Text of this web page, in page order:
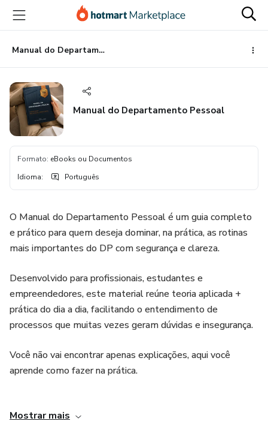
para
conteúdo
principal
para
pagamento
para
rodapé
Manual do Departamento Pessoal
Manual do Departamento Pessoal
Formato: eBooks ou Documentos
Idioma: Português
O Manual do Departamento Pessoal é um guia completo
e prático para quem deseja dominar, na prática, as rotinas
mais importantes do DP com segurança e clareza.
Desenvolvido para profissionais, estudantes e
empreendedores, este material reúne teoria aplicada +
prática do dia a dia, facilitando o entendimento de
processos que muitas vezes geram dúvidas e insegurança.
Você não vai encontrar apenas explicações, aqui você
aprende como fazer na prática.
Mostrar mais